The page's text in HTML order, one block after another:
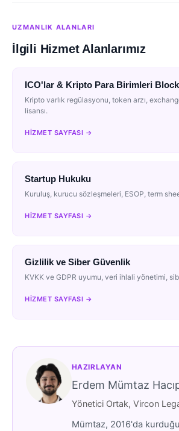
UZMANLIK ALANLARI
İlgili Hizmet Alanlarımız
ICO'lar & Kripto Para Birimleri
Kripto varlık regülasyonu, token arzı,
lisansı.
HIZMET SAYFASI →
Startup Hukuku
Kuruluş, kurucu sözleşmeleri, ESOP, term
HIZMET SAYFASI →
Gizlilik ve Siber Güvenlik
KVKK ve GDPR uyumu, veri ihlali yönetimi,
HIZMET SAYFASI →
HAZIRLAYAN
Erdem Mümtaz
Yönetici Ortak, Vircon
Mümtaz, 2016'da